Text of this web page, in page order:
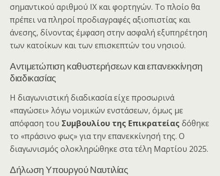
σημαντικού αριθμού ΙΧ και φορτηγών. Το πλοίο θα
πρέπει να πληροί προδιαγραφές αξιοπιστίας και
άνεσης, δίνοντας έμφαση στην ασφαλή εξυπηρέτηση
των κατοίκων και των επισκεπτών του νησιού.
Αντιμετώπιση καθυστερήσεων και επανεκκίνηση
διαδικασίας
Η διαγωνιστική διαδικασία είχε προσωρινά
«παγώσει» λόγω νομικών ενστάσεων, όμως με
απόφαση του Συμβουλίου της Επικρατείας δόθηκε
το «πράσινο φως» για την επανεκκίνησή της. Ο
διαγωνισμός ολοκληρώθηκε στα τέλη Μαρτίου 2025.
Δήλωση Υπουργού Ναυτιλίας